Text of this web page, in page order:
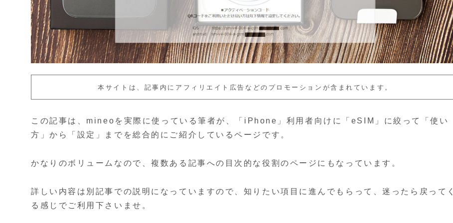
本サイトは、記事内にアフィリエイト広告などのプロモーションが含まれています。
この記事は、mineoを実際に使っている筆者が、「iPhone」利用者向けに「eSIM」に絞って「使い
方」から「設定」までを総合的にご紹介しているページです。
かなりのボリュームなので、複数ある記事への目次的な役割のページにもなっています。
詳しい内容は別記事での説明になっていますので、知りたい項目に進んでもらって、迷ったら戻ってく
る感じでご利用下さいませ。